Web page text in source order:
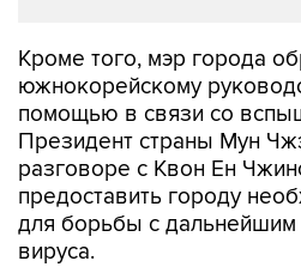
Кроме того, мэр города
южнокорейскому
помощью в связи со
Президент страны Мун
разговоре с Квон Ен
предоставить городу
для борьбы с дальнейшим
вируса.